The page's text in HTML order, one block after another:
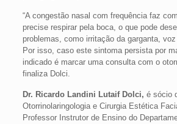
“A congestão nasal com frequência faz
precise respirar pela boca, o que pode
problemas, como irritação da garganta,
Por isso, caso este sintoma persista por
indicado é marcar uma consulta com o
finaliza Dolci.
Dr. Ricardo Landini Lutaif Dolci, é sócio
Otorrinolaringologia e Cirurgia Estética
Professor Instrutor de Ensino do